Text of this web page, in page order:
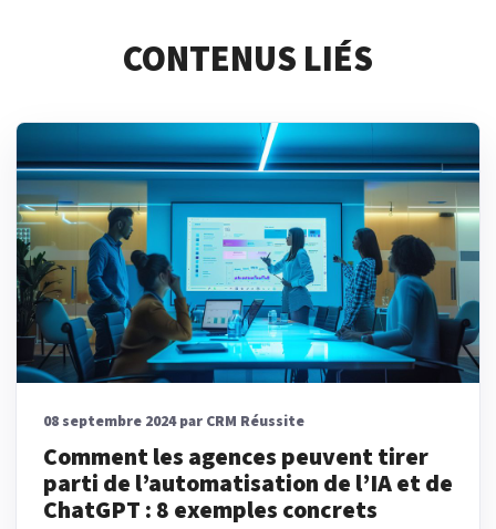
CONTENUS LIÉS
08 septembre 2024 par CRM Réussite
Comment les agences peuvent tirer
parti de l’automatisation de l’IA et de
ChatGPT : 8 exemples concrets